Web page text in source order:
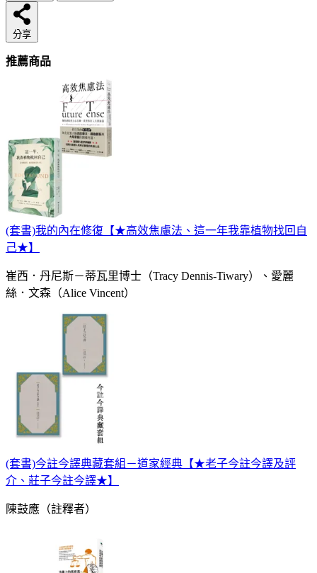
分享
推薦商品
(套書)我的內在修復【★高效焦慮法、這一年我靠植物找回自
己★】
崔西．丹尼斯－蒂瓦里博士（Tracy Dennis-Tiwary）、愛麗
絲．文森（Alice Vincent）
(套書)今註今譯典藏套組－道家經典【★老子今註今譯及評
介、莊子今註今譯★】
陳鼓應（註釋者）